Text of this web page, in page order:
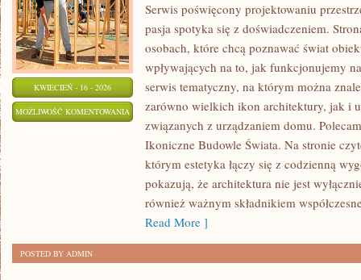
KWIECIEŃ - 16 - 2026
MOŻLIWOŚĆ KOMENTOWANIA POLSKA
ARCHITEKTURA
Serwis poświęcony projektowaniu
pasja spotyka się z doświadczeniem.
osobach, które chcą poznawać świat
wpływających na to, jak funkcjonujemy
serwis tematyczny, na którym można
zarówno wielkich ikon architektury, jak i
związanych z urządzaniem domu.
Ikoniczne Budowle Świata. Na stronie
którym estetyka łączy się z codzienną
pokazują, że architektura nie jest
również ważnym składnikiem
Read More ]
POSTED BY ADMIN